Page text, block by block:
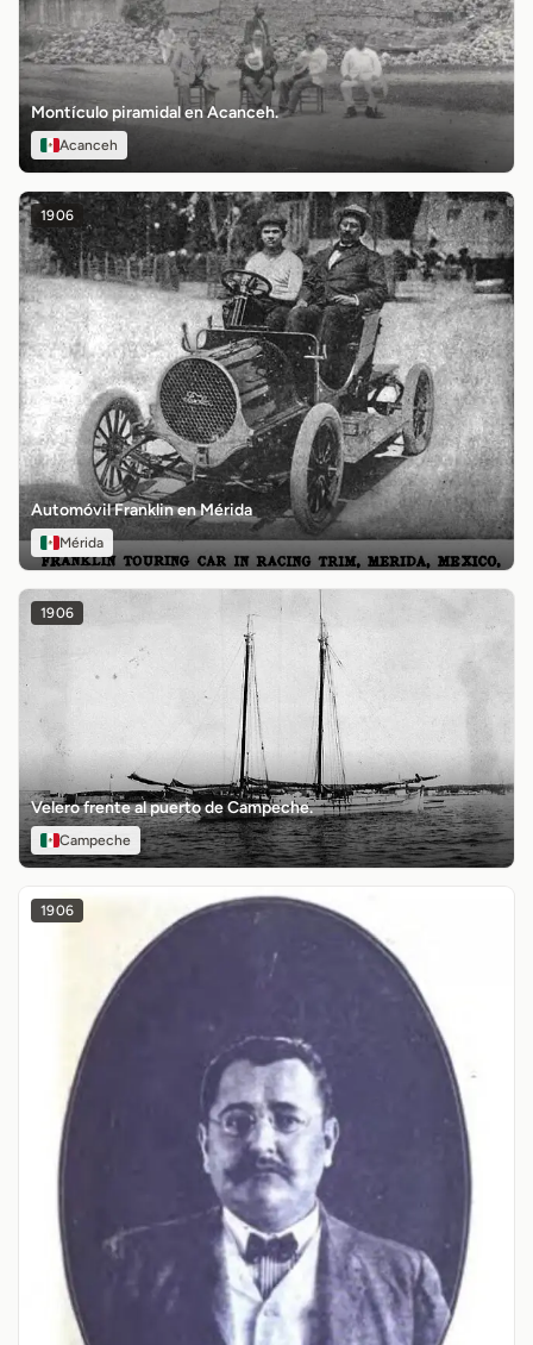
Montículo piramidal en Acanceh.
Acanceh
1906
Automóvil Franklin en Mérida
Mérida
1906
Velero frente al puerto de Campeche.
Campeche
1906